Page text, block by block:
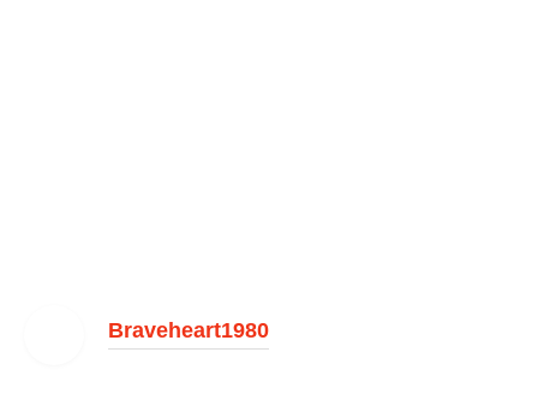
Braveheart1980